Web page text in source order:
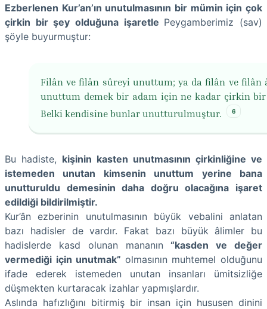
Ezberlenen Kur’an’ın unutulmasının bir mümin için çok
çirkin bir şey olduğuna işaretle Peygamberimiz (sav)
şöyle buyurmuştur:
Filân ve filân sûreyi unuttum; ya da filân ve filân
unuttum demek bir adam için ne kadar çirkin bir
Belki kendisine bunlar unutturulmuştur.
6
Bu hadiste, kişinin kasten unutmasının çirkinliğine ve
istemeden unutan kimsenin unuttum yerine bana
unutturuldu demesinin daha doğru olacağına işaret
edildiği bildirilmiştir.
Kur’ân ezberinin unutulmasının büyük vebalini anlatan
bazı hadisler de vardır. Fakat bazı büyük âlimler bu
hadislerde kasd olunan mananın “kasden ve değer
vermediği için unutmak” olmasının muhtemel olduğunu
ifade ederek istemeden unutan insanları ümitsizliğe
düşmekten kurtaracak izahlar yapmışlardır.
Aslında hafızlığını bitirmiş bir insan için hususen dinini